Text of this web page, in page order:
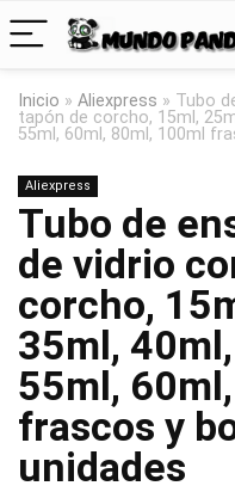
Inicio » Aliexpress » Tubo
tapón de corcho, 15ml,
55ml, 60ml, 80ml, 100ml
Aliexpress
Tubo de
de vidrio
corcho,
35ml,
55ml,
frascos y
unidades